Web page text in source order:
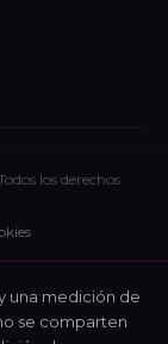
los derechos
una medición de
se comparten